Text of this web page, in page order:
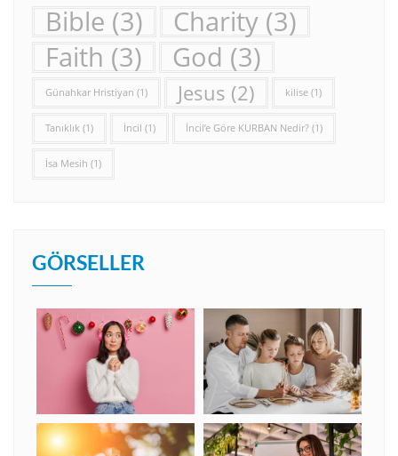
Bible (3) Charity (3)
Faith (3) God (3)
Günahkar Hristiyan (1) Jesus (2) kilise (1)
Tanıklık (1) İncil (1) İncil’e Göre KURBAN Nedir? (1)
İsa Mesih (1)
GÖRSELLER